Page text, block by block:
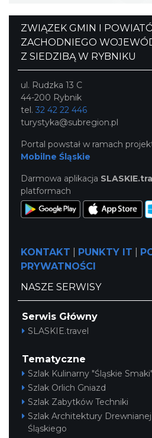
ZWIĄZEK GMIN I
ZACHODNIEGO
Z SIEDZIBĄ W RYBNIKU
ul. Rudzka 13 C
44-200 Rybnik
tel. 32 42 22 446
turystyka@subregion.pl
Portal powstał w ramach
Mobilne Śląskie
Darmowa aplikacja
platformach
KONTAKT PUNKTY IT
PRYWATNOŚCI
NASZE SERWISY
Serwis Główny
SLASKIE.travel
Tematyczne
Szlak Kulinarny "Śląskie Smaki"
Szlak Orlich Gniazd
Szlak Zabytków Techniki
Szlak Architektury
Śląskiego